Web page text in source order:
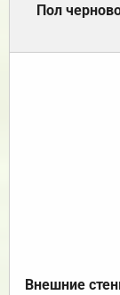
Пол
Внешние